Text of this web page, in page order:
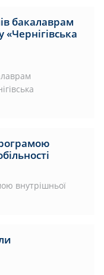
бакалаврам
«Чернігівська
внутрішньої